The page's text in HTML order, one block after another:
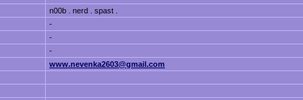
n00b . nerd . spast .
-
-
-
www.nevenka2603@gmail.com